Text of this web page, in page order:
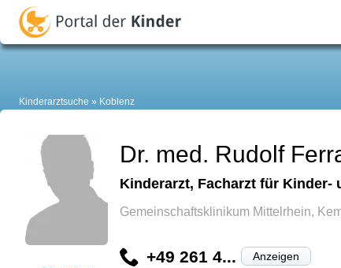
Kinderarztsuche Koblenz
Dr. med. Rudolf
Kinderarzt, Facharzt für Kinder-
Gemeinschaftsklinikum Mittelrhein,
+49 261 4... Anzeigen